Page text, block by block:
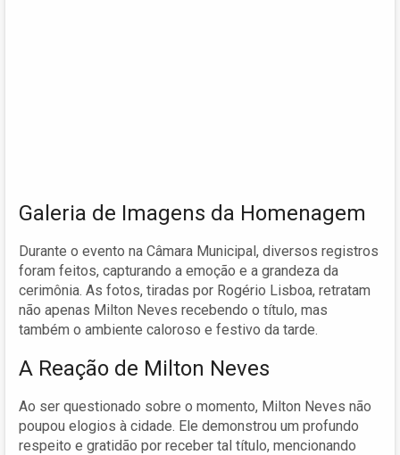
Galeria de Imagens da Homenagem
Durante o evento na Câmara Municipal, diversos registros
foram feitos, capturando a emoção e a grandeza da
cerimônia. As fotos, tiradas por Rogério Lisboa, retratam
não apenas Milton Neves recebendo o título, mas
também o ambiente caloroso e festivo da tarde.
A Reação de Milton Neves
Ao ser questionado sobre o momento, Milton Neves não
poupou elogios à cidade. Ele demonstrou um profundo
respeito e gratidão por receber tal título, mencionando